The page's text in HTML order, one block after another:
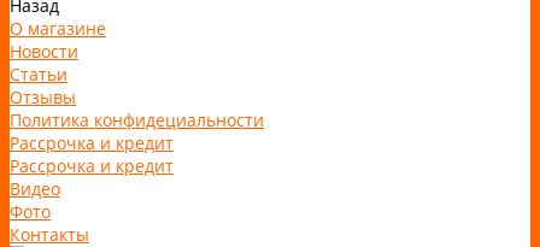
Назад
О магазине
Новости
Статьи
Отзывы
Политика конфидециальности
Рассрочка и кредит
Рассрочка и кредит
Видео
Фото
Контакты